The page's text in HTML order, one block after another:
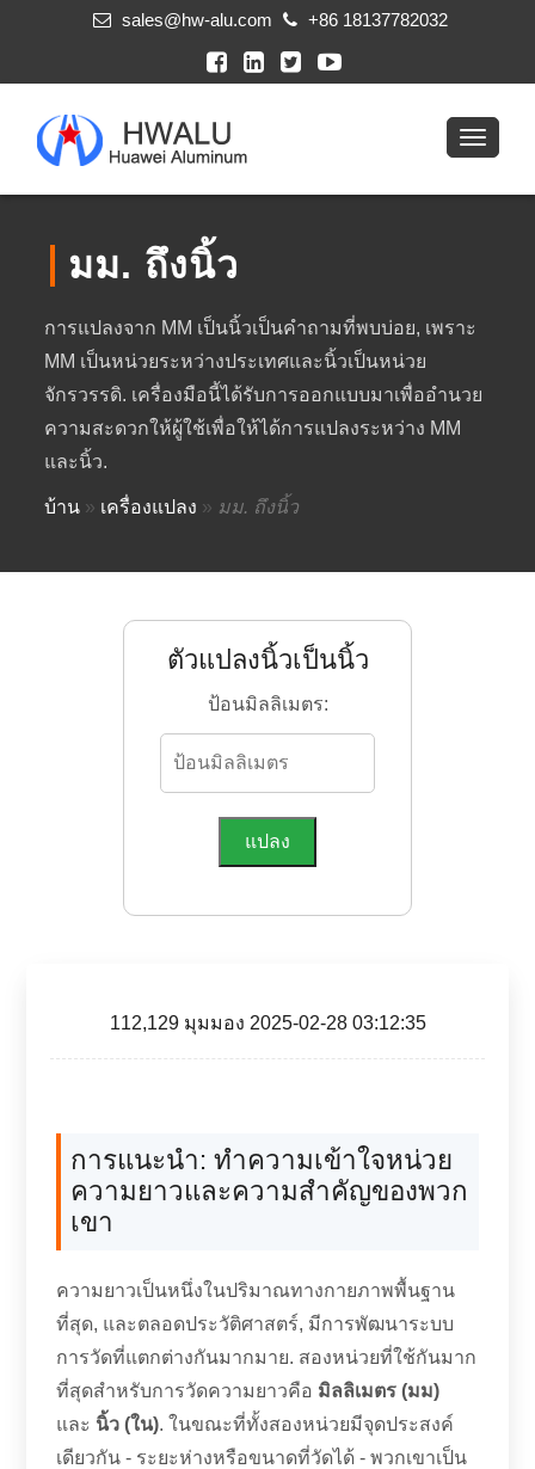
sales@hw-alu.com +86 18137782032
มม. ถึงนิ้ว
การแปลงจาก MM เป็นนิ้วเป็นคำถามที่พบบ่อย, เพราะ
MM เป็นหน่วยระหว่างประเทศและนิ้วเป็นหน่วย
จักรวรรดิ. เครื่องมือนี้ได้รับการออกแบบมาเพื่ออำนวย
ความสะดวกให้ผู้ใช้เพื่อให้ได้การแปลงระหว่าง MM
และนิ้ว.
บ้าน » เครื่องแปลง » มม. ถึงนิ้ว
ตัวแปลงนิ้วเป็นนิ้ว
ป้อนมิลลิเมตร:
แปลง
112,129 มุมมอง 2025-02-28 03:12:35
การแนะนำ: ทำความเข้าใจหน่วย
ความยาวและความสำคัญของพวก
เขา
ความยาวเป็นหนึ่งในปริมาณทางกายภาพพื้นฐาน
ที่สุด, และตลอดประวัติศาสตร์, มีการพัฒนาระบบ
การวัดที่แตกต่างกันมากมาย. สองหน่วยที่ใช้กันมาก
ที่สุดสำหรับการวัดความยาวคือ มิลลิเมตร (มม)
และ นิ้ว (ใน). ในขณะที่ทั้งสองหน่วยมีจุดประสงค์
เดียวกัน - ระยะห่างหรือขนาดที่วัดได้ - พวกเขาเป็น